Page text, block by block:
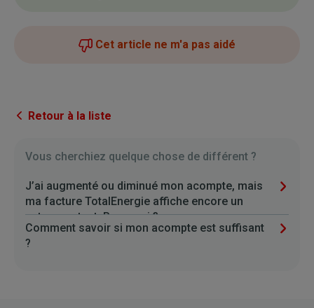
Cet article ne m'a pas aidé
Retour à la liste
Vous cherchiez quelque chose de différent ?
J’ai augmenté ou diminué mon acompte, mais
ma facture TotalEnergie affiche encore un
autre montant. Pourquoi ?
Comment savoir si mon acompte est suffisant
?